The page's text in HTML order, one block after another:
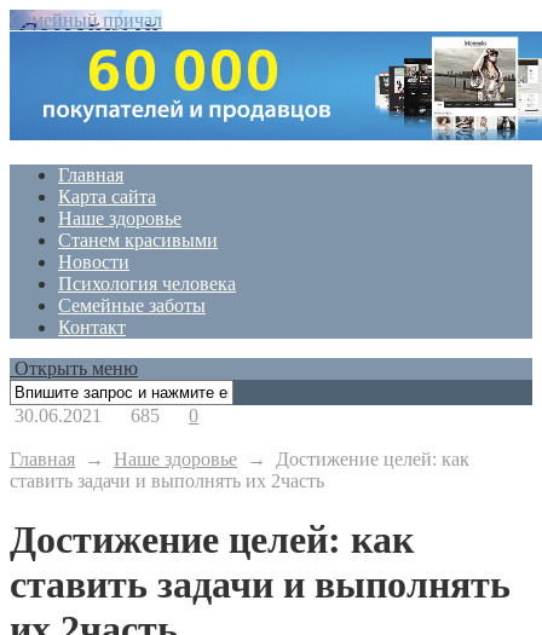
Семейный причал
Главная
Карта сайта
Наше здоровье
Станем красивыми
Новости
Психология человека
Семейные заботы
Контакт
Открыть меню
30.06.2021 685 0
Главная → Наше здоровье →
Достижение целей: как
ставить задачи и выполнять их 2часть
Достижение целей: как
ставить задачи и выполнять